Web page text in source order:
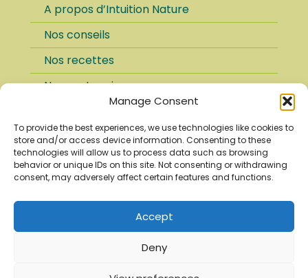
Manage Consent
To provide the best experiences, we use technologies like cookies to
store and/or access device information. Consenting to these
technologies will allow us to process data such as browsing
behavior or unique IDs on this site. Not consenting or withdrawing
consent, may adversely affect certain features and functions.
Accept
Deny
A propos d’Intuition Nature
Nos conseils
Nos recettes
Nos partenaires
Paiement sécurisé
Conditions d’utilisation
Mentions légales
Politique de confidentialité
meilleure expérience sur notre site web.